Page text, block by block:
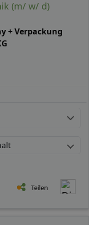
(m/ w/ d)
+ Verpackung
Teilen